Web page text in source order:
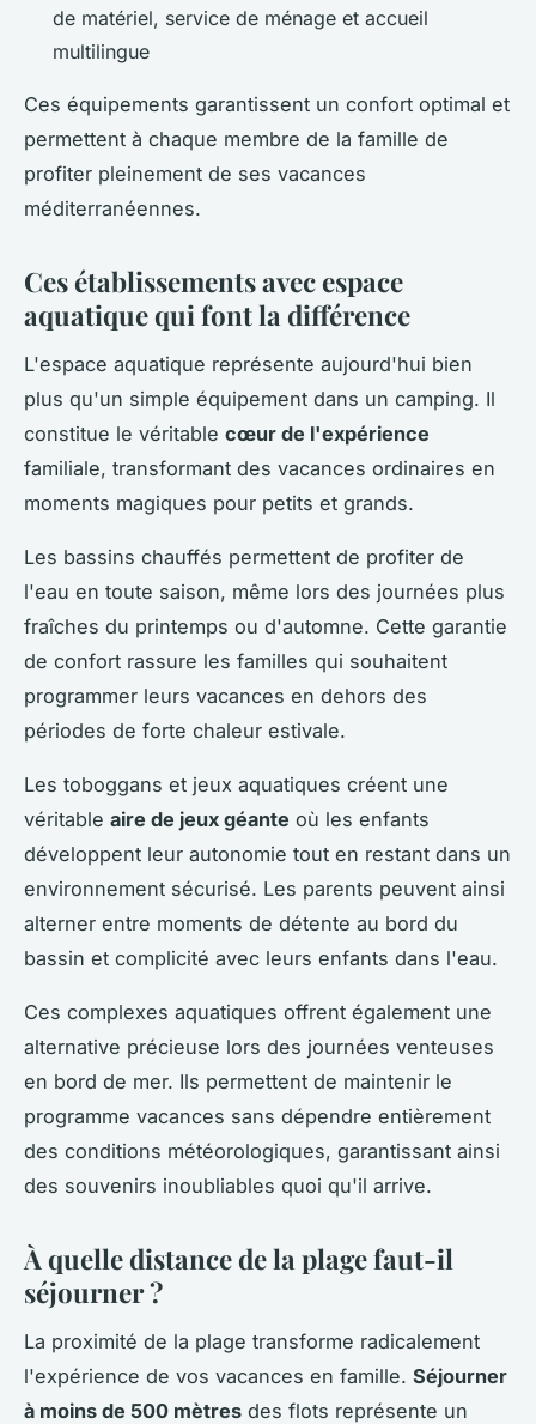
de matériel, service de ménage et accueil
multilingue
Ces équipements garantissent un confort optimal et
permettent à chaque membre de la famille de
profiter pleinement de ses vacances
méditerranéennes.
Ces établissements avec espace
aquatique qui font la différence
L'espace aquatique représente aujourd'hui bien
plus qu'un simple équipement dans un camping. Il
constitue le véritable cœur de l'expérience
familiale, transformant des vacances ordinaires en
moments magiques pour petits et grands.
Les bassins chauffés permettent de profiter de
l'eau en toute saison, même lors des journées plus
fraîches du printemps ou d'automne. Cette garantie
de confort rassure les familles qui souhaitent
programmer leurs vacances en dehors des
périodes de forte chaleur estivale.
Les toboggans et jeux aquatiques créent une
véritable aire de jeux géante où les enfants
développent leur autonomie tout en restant dans un
environnement sécurisé. Les parents peuvent ainsi
alterner entre moments de détente au bord du
bassin et complicité avec leurs enfants dans l'eau.
Ces complexes aquatiques offrent également une
alternative précieuse lors des journées venteuses
en bord de mer. Ils permettent de maintenir le
programme vacances sans dépendre entièrement
des conditions météorologiques, garantissant ainsi
des souvenirs inoubliables quoi qu'il arrive.
À quelle distance de la plage faut-il
séjourner ?
La proximité de la plage transforme radicalement
l'expérience de vos vacances en famille. Séjourner
à moins de 500 mètres des flots représente un